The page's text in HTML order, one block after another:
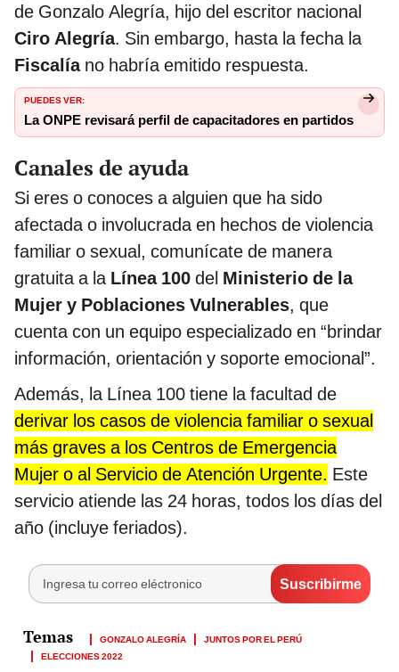
de Gonzalo Alegría, hijo del escritor nacional
Ciro Alegría. Sin embargo, hasta la fecha la
Fiscalía no habría emitido respuesta.
PUEDES VER:
La ONPE revisará perfil de capacitadores en partidos
Canales de ayuda
Si eres o conoces a alguien que ha sido
afectada o involucrada en hechos de violencia
familiar o sexual, comunícate de manera
gratuita a la Línea 100 del Ministerio de la
Mujer y Poblaciones Vulnerables, que
cuenta con un equipo especializado en “brindar
información, orientación y soporte emocional”.
Además, la Línea 100 tiene la facultad de
derivar los casos de violencia familiar o sexual
más graves a los Centros de Emergencia
Mujer o al Servicio de Atención Urgente. Este
servicio atiende las 24 horas, todos los días del
año (incluye feriados).
GONZALO ALEGRÍA
JUNTOS POR EL PERÚ
ELECCIONES 2022